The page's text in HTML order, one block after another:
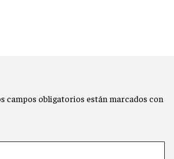
campos obligatorios están marcados con